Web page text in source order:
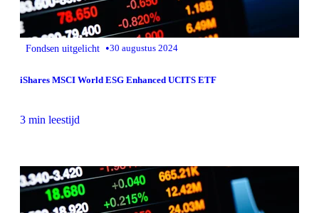
Fondsen uitgelicht •30 augustus 2024
iShares MSCI World ESG Enhanced UCITS ETF
3 min leestijd